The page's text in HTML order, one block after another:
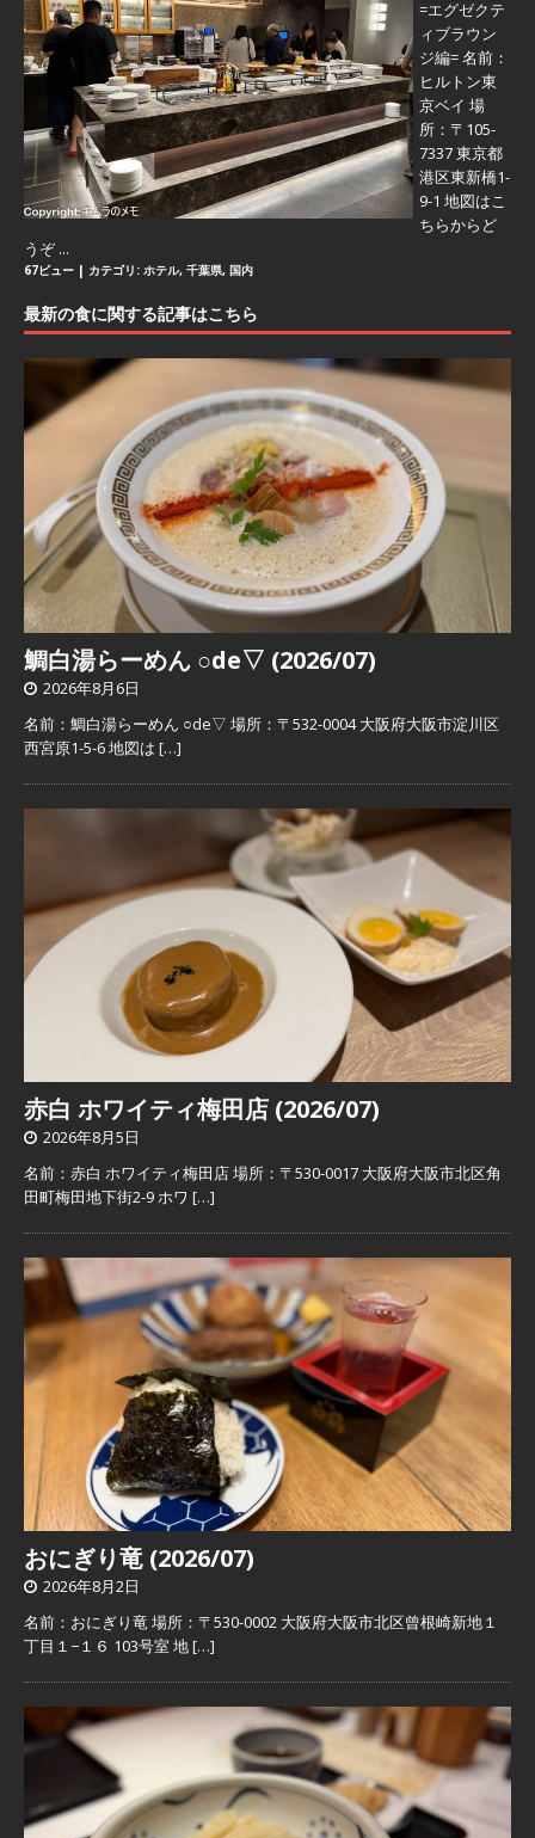
=エグゼクテ
ィブラウン
ジ編=名前：
ヒルトン東
京ベイ 場
所：〒105-
7337 東京都
港区東新橋1-
9-1 地図はこ
ちらからど
うぞ ...
67ビュー | カテゴリ: ホテル, 千葉県, 国内
最新の食に関する記事はこちら
鯛白湯らーめん ○de▽ (2026/07)
2026年8月6日
名前：鯛白湯らーめん ○de▽ 場所：〒532-0004 大阪府大阪市淀川区
西宮原1-5-6 地図は […]
赤白 ホワイティ梅田店 (2026/07)
2026年8月5日
名前：赤白 ホワイティ梅田店 場所：〒530-0017 大阪府大阪市北区角
田町梅田地下街2-9 ホワ […]
おにぎり竜 (2026/07)
2026年8月2日
名前：おにぎり竜 場所：〒530-0002 大阪府大阪市北区曾根崎新地１
丁目１−１６ 103号室 地[…]